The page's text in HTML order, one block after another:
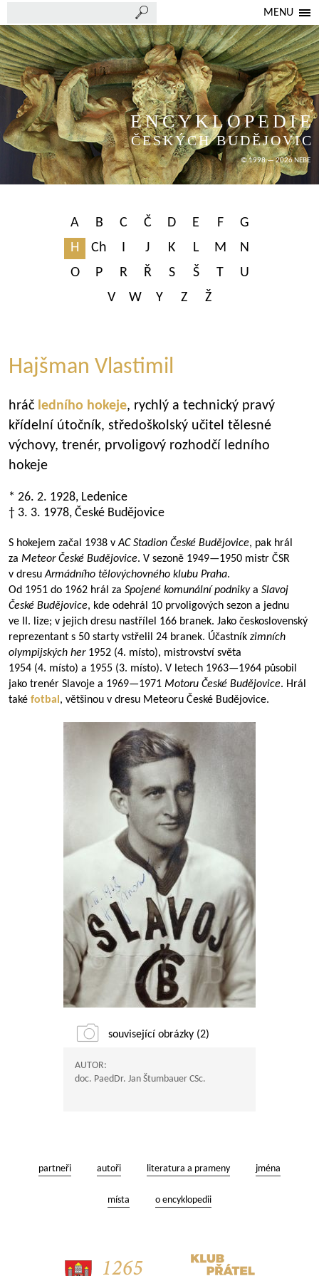
MENU
ENCYKLOPEDIE
ČESKÝCH BUDĚJOVIC
© 1998 — 2026 NEBE
A B C Č D E F
G
H
Ch I J K L M
N
O
P R Ř S Š T
U
V
W Y Z Ž
Hajšman Vlastimil
hráč ledního hokeje, rychlý a technický pravý
křídelní útočník, středoškolský učitel tělesné
výchovy, trenér, prvoligový rozhodčí ledního
hokeje
* 26. 2. 1928, Ledenice
† 3. 3. 1978, České Budějovice
S hokejem začal 1938 vAC Stadion České Budějovice, pak hrál
za Meteor České Budějovice. V sezoně 1949—1950 mistr ČSR
v dresuArmádního tělovýchovného klubu Praha.
Od 1951 do 1962 hrál za Spojené komunální podnikya Slavoj
České Budějovice, kde odehrál 10 prvoligových sezon a jednu
ve II. lize; v jejich dresu nastřílel 166 branek. Jako československý
reprezentant s 50 starty vstřelil 24 branek. Účastník zimních
olympijských her 1952 (4. místo), mistrovství světa
1954 (4. místo) a 1955 (3. místo). V letech 1963—1964 působil
jako trenér Slavoje a 1969—1971 Motoru České Budějovice. Hrál
také fotbal , většinou v dresu Meteoru České Budějovice.
související obrázky (2)
AUTOR:
doc. PaedDr. Jan Štumbauer CSc.
partneři autoři literatura a prameny jména
místa o encyklopedii